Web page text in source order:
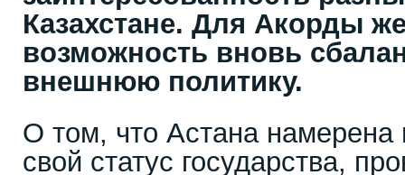
Казахстане. Для Акорды
возможность вновь
внешнюю политику.
О том, что Астана намерена
свой статус государства,